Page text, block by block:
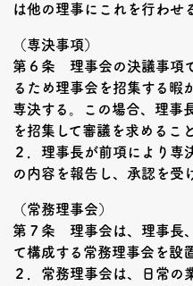
は他の理事にこれを行わせ
（専決事項）
第６条 理事会の決議事項
るため理事会を招集する暇
専決する。この場合、理事
を招集して審議を求めるこ
２．理事長が前項により専
の内容を報告し、承認を受
（常務理事会）
第７条 理事会は、理事長
て構成する常務理事会を設
２．常務理事会は、日常の